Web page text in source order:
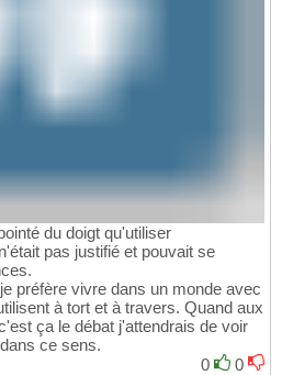
du doigt qu'utiliser
pas justifié et pouvait se
préfère vivre dans un monde avec
à tort et à travers. Quand aux
ça le débat j'attendrais de voir
ce sens.
0
0